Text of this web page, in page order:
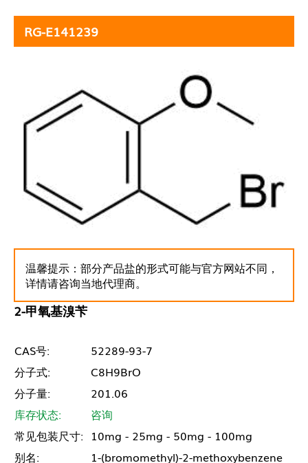
RG-E141239
温馨提示：部分产品盐的形式可能与官方网站不同，
详情请咨询当地代理商。
2-甲氧基溴苄
CAS号:
52289-93-7
分子式:
C8H9BrO
分子量:
201.06
库存状态:
咨询
常见包装尺寸: 10mg - 25mg - 50mg - 100mg
别名:
1-(bromomethyl)-2-methoxybenzene